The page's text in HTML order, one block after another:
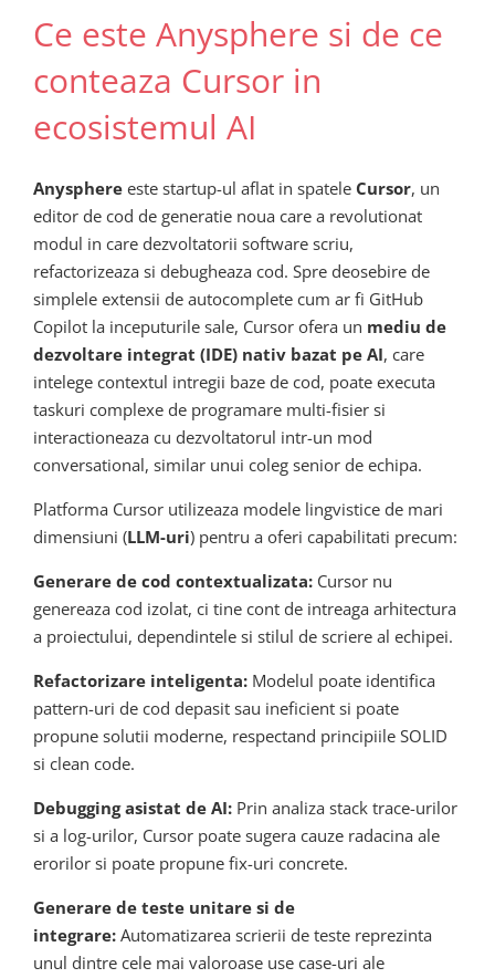
Ce este Anysphere si de ce
conteaza Cursor in
ecosistemul AI
Anysphere este startup-ul aflat in spatele Cursor, un
editor de cod de generatie noua care a revolutionat
modul in care dezvoltatorii software scriu,
refactorizeaza si debugheaza cod. Spre deosebire de
simplele extensii de autocomplete cum ar fi GitHub
Copilot la inceputurile sale, Cursor ofera un mediu de
dezvoltare integrat (IDE) nativ bazat pe AI, care
intelege contextul intregii baze de cod, poate executa
taskuri complexe de programare multi-fisier si
interactioneaza cu dezvoltatorul intr-un mod
conversational, similar unui coleg senior de echipa.
Platforma Cursor utilizeaza modele lingvistice de mari
dimensiuni (LLM-uri) pentru a oferi capabilitati precum:
Generare de cod contextualizata: Cursor nu
genereaza cod izolat, ci tine cont de intreaga arhitectura
a proiectului, dependintele si stilul de scriere al echipei.
Refactorizare inteligenta: Modelul poate identifica
pattern-uri de cod depasit sau ineficient si poate
propune solutii moderne, respectand principiile SOLID
si clean code.
Debugging asistat de AI: Prin analiza stack trace-urilor
si a log-urilor, Cursor poate sugera cauze radacina ale
erorilor si poate propune fix-uri concrete.
Generare de teste unitare si de
integrare: Automatizarea scrierii de teste reprezinta
unul dintre cele mai valoroase use case-uri ale